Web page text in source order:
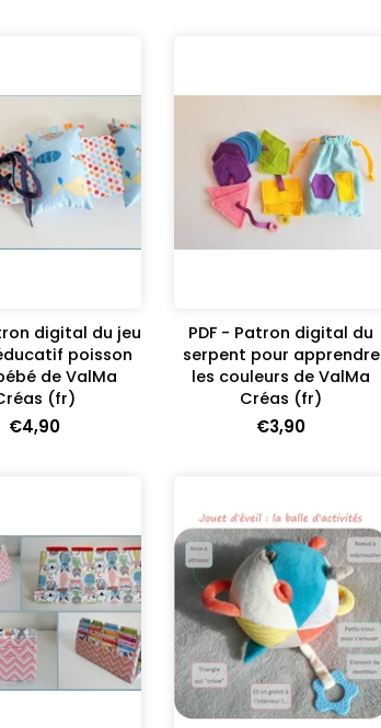
digital du jeu
poisson
de ValMa
(fr)
€4,90
PDF - Patron digital du
serpent pour apprendre
les couleurs de ValMa
Créas (fr)
€3,90